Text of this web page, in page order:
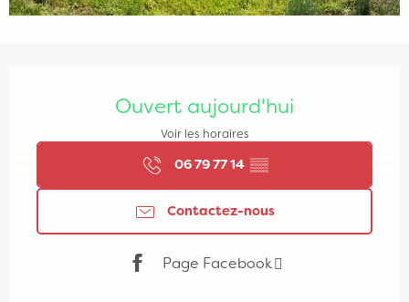
Ouvert aujourd'hui
Voir les horaires
06 79 77 14 ▒▒
Contactez-nous
Page Facebook